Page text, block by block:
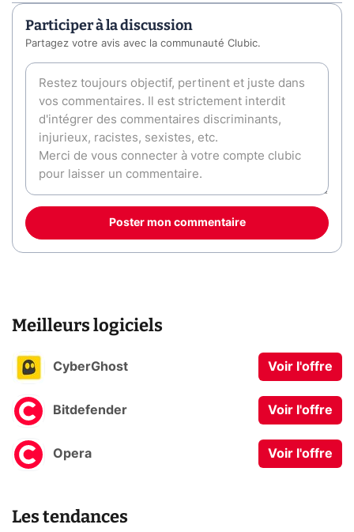
Participer à la discussion
Partagez votre avis avec la communauté Clubic.
Poster mon commentaire
Meilleurs logiciels
CyberGhost Voir l'offre
Bitdefender Voir l'offre
Opera Voir l'offre
Les tendances